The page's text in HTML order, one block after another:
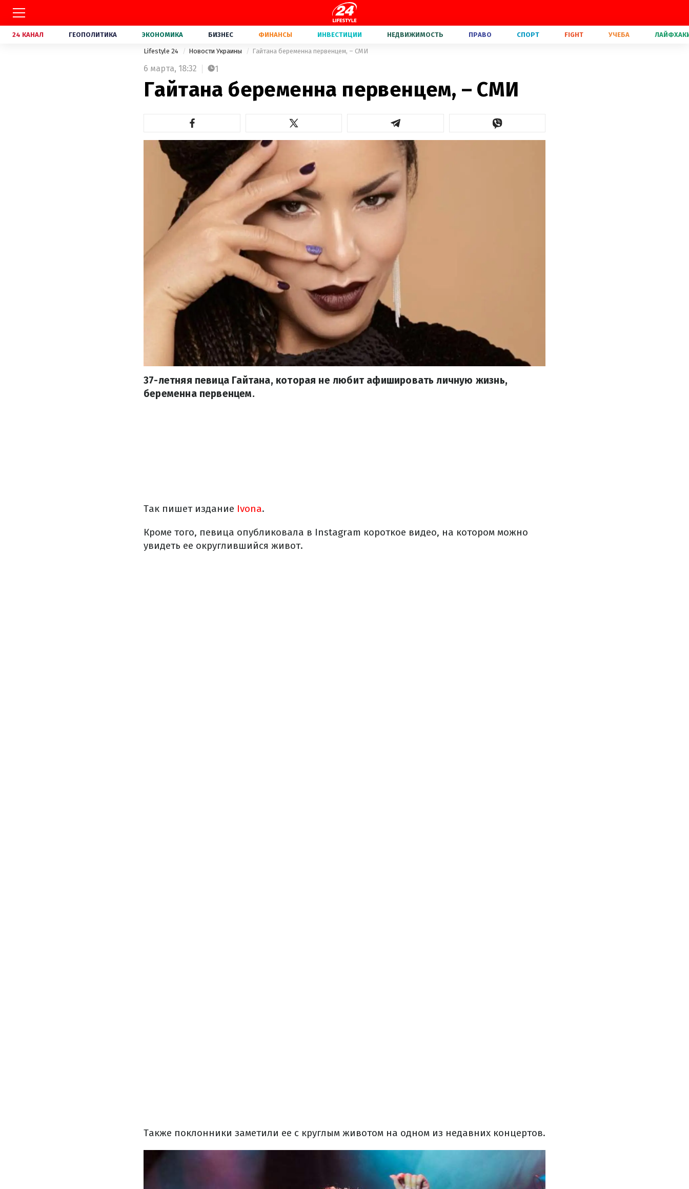
24 КАНАЛ ГЕОПОЛИТИКА ЭКОНОМИКА БИЗНЕС ФИНАНСЫ ИНВЕСТИЦИИ НЕДВИЖИМОСТЬ ПРАВО СПОРТ FIGHT УЧЕБА
Lifestyle 24 Новости Украины Гайтана беременна первенцем, – СМИ
6 марта, 18:32 1
Гайтана беременна первенцем, – СМИ
37-летняя певица Гайтана, которая не любит афишировать личную жизнь,
беременна первенцем.
Так пишет издание Ivona.
Кроме того, певица опубликовала в Instagram короткое видео, на котором можно
увидеть ее округлившийся живот.
Также поклонники заметили ее с круглым животом на одном из недавних концертов.